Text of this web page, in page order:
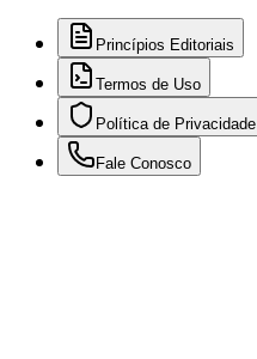
Princípios Editoriais
Termos de Uso
Política de Privacidade
Fale Conosco